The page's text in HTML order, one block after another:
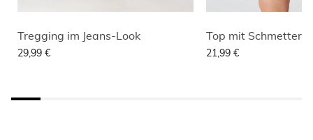
Tregging im Jeans-Look
29,99 €
Top mit
21,99 €